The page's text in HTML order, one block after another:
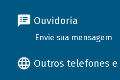
Ouvidoria
Envie sua mensagem
Outros telefones e